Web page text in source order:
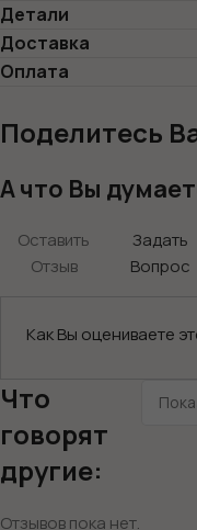
Детали
Доставка
Оплата
Поделитесь
А что Вы
Оставить
Отзыв
Задать
Вопрос
Как Вы оцениваете
Что
говорят
другие:
Отзывов пока нет.